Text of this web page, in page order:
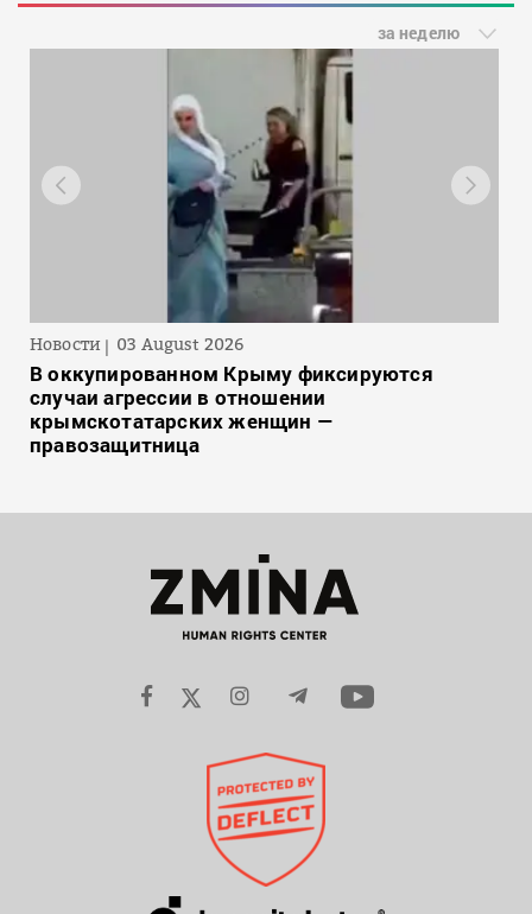
за неделю
Новости 03 August 2026
В оккупированном Крыму фиксируются
случаи агрессии в отношении
крымскотатарских женщин —
правозащитница